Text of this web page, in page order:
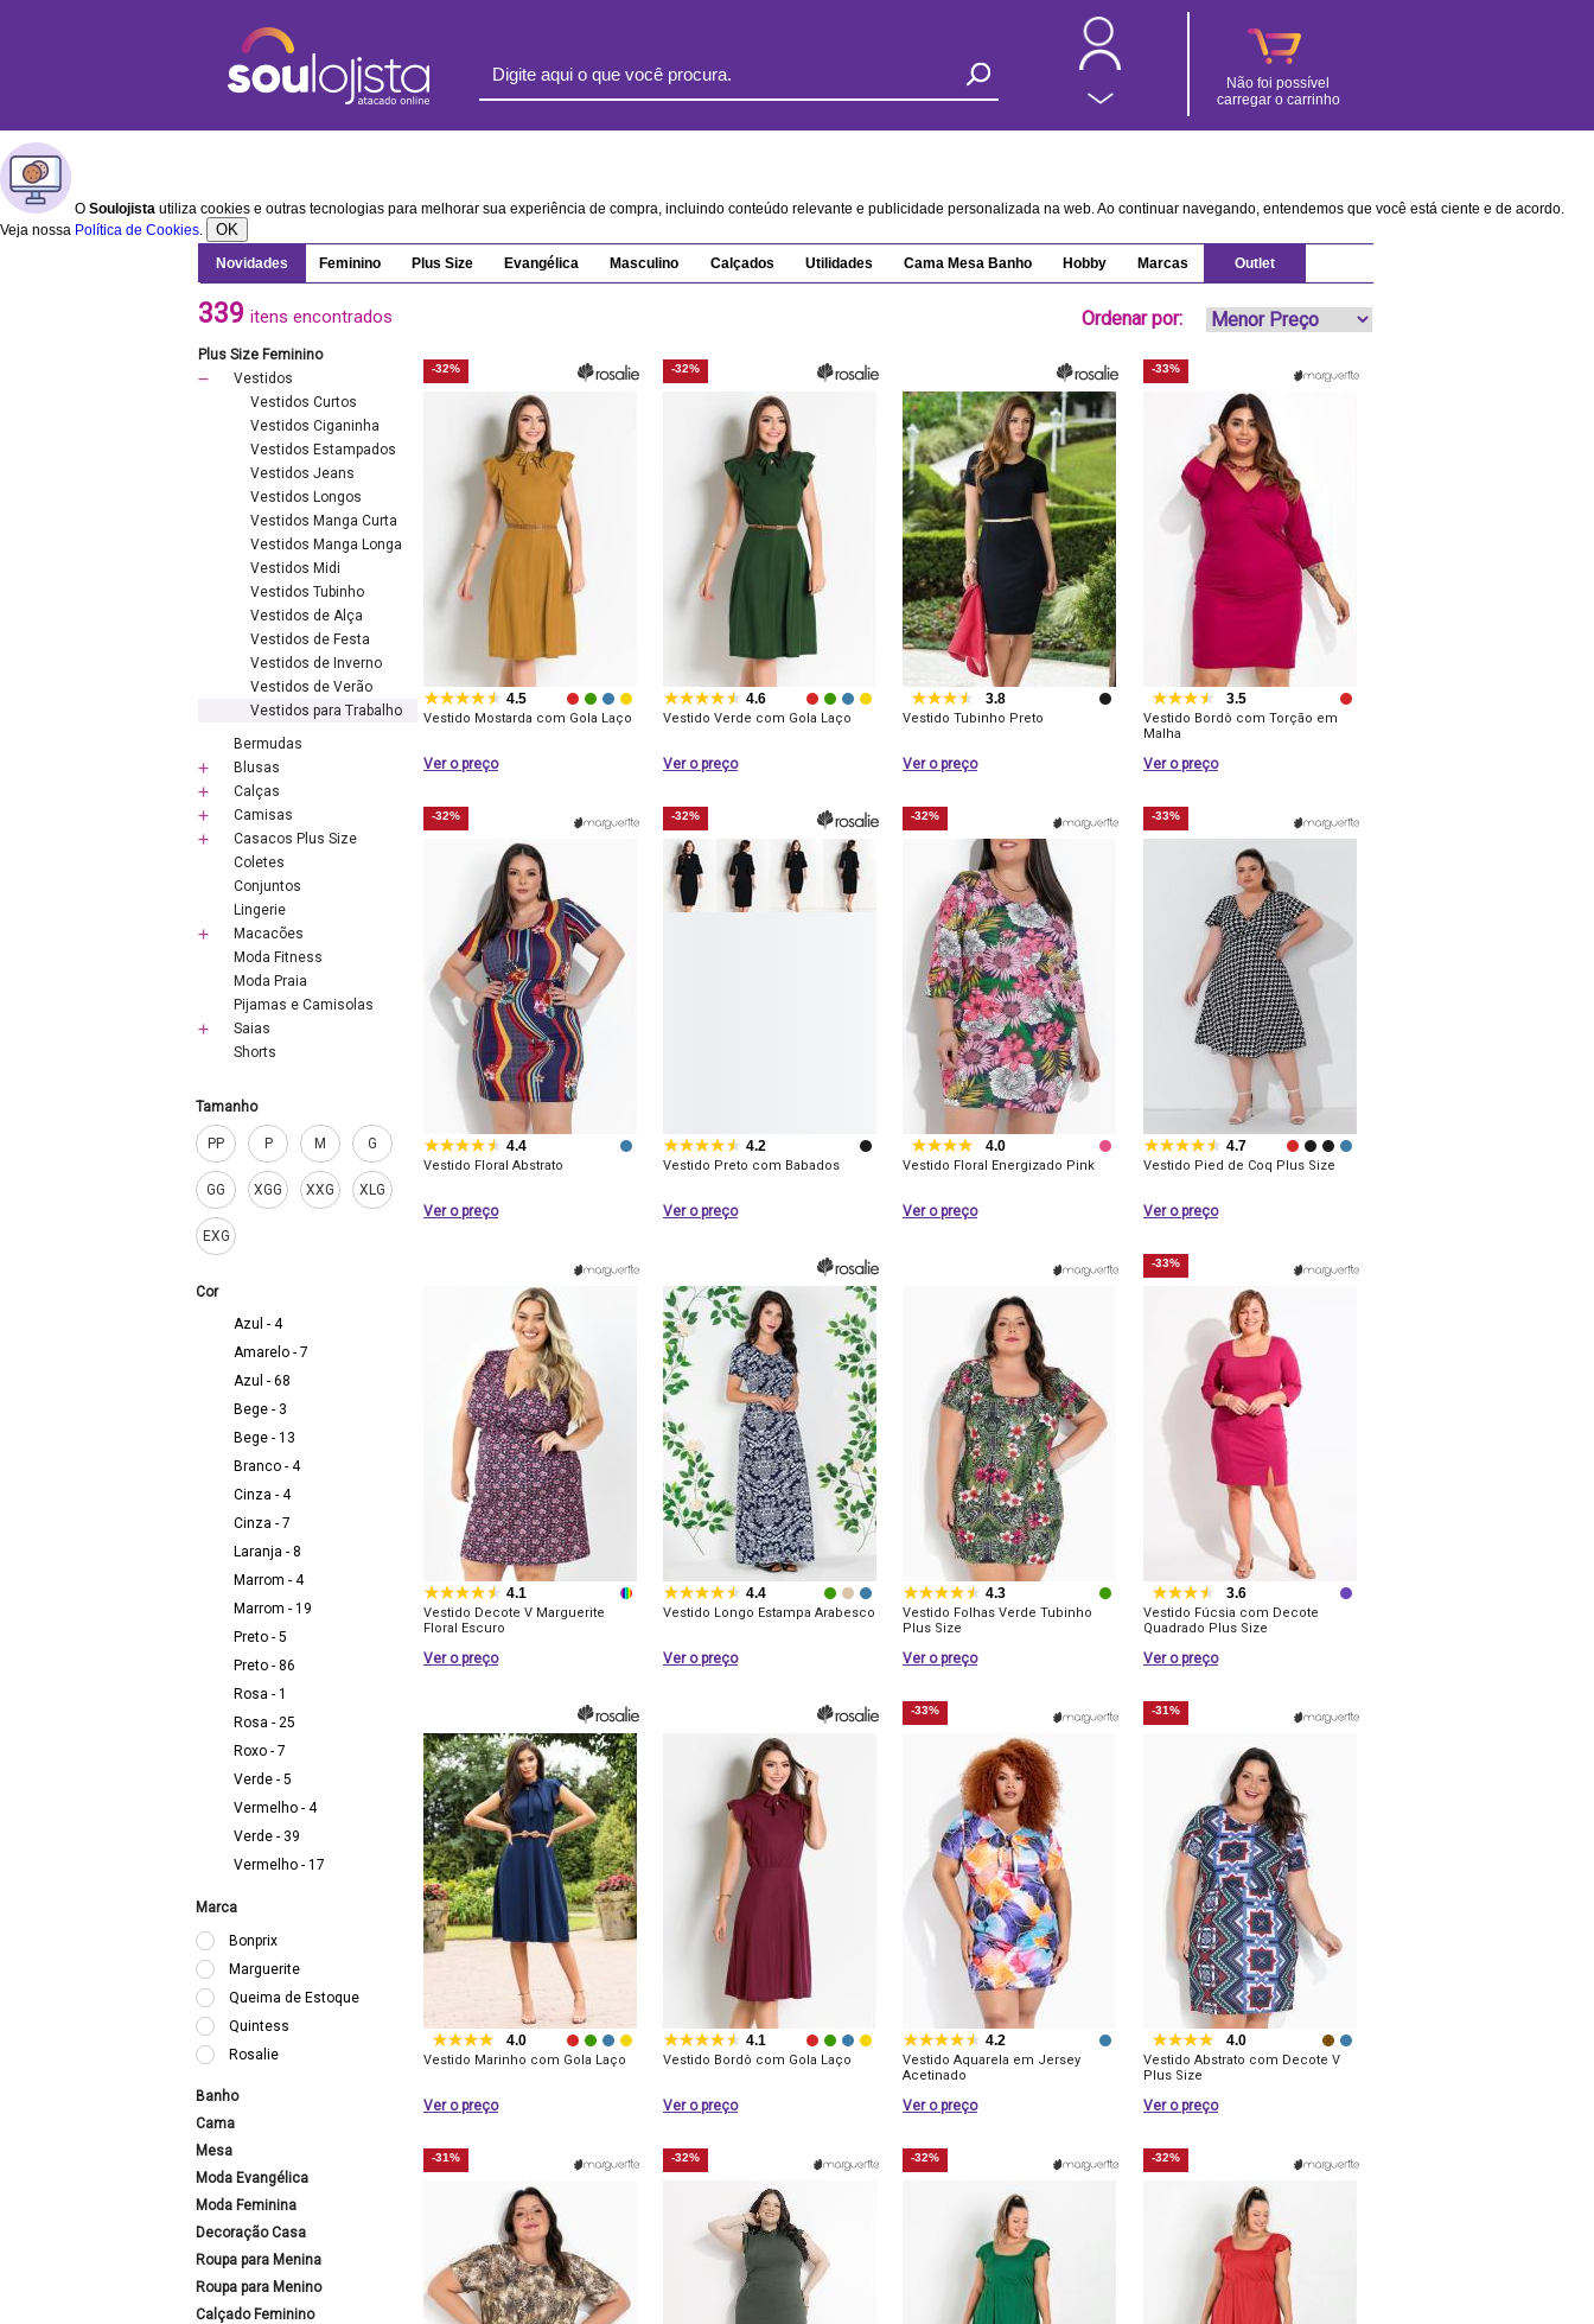
Não foi possível
carregar o carrinho
O Soulojista utiliza cookies e outras tecnologias para melhorar sua experiência de compra, incluindo conteúdo relevante e publicidade personalizada na web. Ao continuar navegando, entendemos que você está ciente e de acordo.
Veja nossa Política de Cookies. OK
Novidades Feminino Plus Size Evangélica Masculino Calçados Utilidades Cama Mesa Banho Hobby Marcas Outlet
339 itens encontrados Ordenar por:
Plus Size Feminino
Vestidos
Vestidos Curtos
Vestidos Ciganinha
Vestidos Estampados
Vestidos Jeans
Vestidos Longos
Vestidos Manga Curta
Vestidos Manga Longa
Vestidos Midi
Vestidos Tubinho
Vestidos de Alça
Vestidos de Festa
Vestidos de Inverno
Vestidos de Verão
Vestidos para Trabalho
Bermudas
Blusas
Calças
Camisas
Casacos Plus Size
Coletes
Conjuntos
Lingerie
Macacões
Moda Fitness
Moda Praia
Pijamas e Camisolas
Saias
Shorts
Tamanho
PP P M G
GG XGG XXG XLG
EXG
Cor
Azul - 4
Amarelo - 7
Azul - 68
Bege - 3
Bege - 13
Branco - 4
Cinza - 4
Cinza - 7
Laranja - 8
Marrom - 4
Marrom - 19
Preto - 5
Preto - 86
Rosa - 1
Rosa - 25
Roxo - 7
Verde - 5
Vermelho - 4
Verde - 39
Vermelho - 17
Marca
Bonprix
Marguerite
Queima de Estoque
Quintess
Rosalie
Banho
Cama
Mesa
Moda Evangélica
Moda Feminina
Decoração Casa
Roupa para Menina
Roupa para Menino
Calçado Feminino
-32%
4.5
Vestido Mostarda com Gola Laço
Ver o preço
-32%
4.6
Vestido Verde com Gola Laço
Ver o preço
3.8
Vestido Tubinho Preto
Ver o preço
-33%
3.5
Vestido Bordô com Torção em
Malha
Ver o preço
-32%
4.4
Vestido Floral Abstrato
Ver o preço
-32%
4.2
Vestido Preto com Babados
Ver o preço
-32%
4.0
Vestido Floral Energizado Pink
Ver o preço
-33%
4.7
Vestido Pied de Coq Plus Size
Ver o preço
4.1
Vestido Decote V Marguerite
Floral Escuro
Ver o preço
4.4
Vestido Longo Estampa Arabesco
Ver o preço
4.3
Vestido Folhas Verde Tubinho
Plus Size
Ver o preço
-33%
3.6
Vestido Fúcsia com Decote
Quadrado Plus Size
Ver o preço
4.0
Vestido Marinho com Gola Laço
Ver o preço
4.1
Vestido Bordô com Gola Laço
Ver o preço
-33%
4.2
Vestido Aquarela em Jersey
Acetinado
Ver o preço
-31%
4.0
Vestido Abstrato com Decote V
Plus Size
Ver o preço
-31% -32% -32% -32%